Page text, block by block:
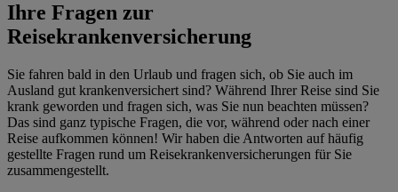
Ihre Fragen zur
Reisekrankenversicherung
Sie fahren bald in den Urlaub und fragen sich, ob Sie auch im
Ausland gut krankenversichert sind? Während Ihrer Reise sind Sie
krank geworden und fragen sich, was Sie nun beachten müssen?
Das sind ganz typische Fragen, die vor, während oder nach einer
Reise aufkommen können! Wir haben die Antworten auf häufig
gestellte Fragen rund um Reisekrankenversicherungen für Sie
zusammengestellt.